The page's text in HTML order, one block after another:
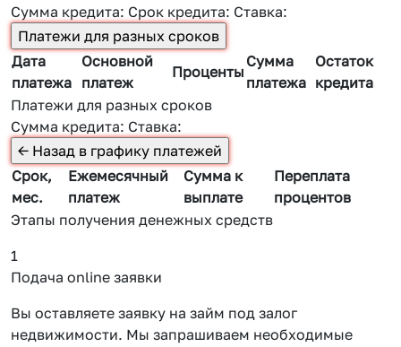
Сумма кредита: Срок кредита: Ставка:
Дата
платежа
Основной
платеж
Проценты
Сумма
платежа
Остаток
кредита
Платежи для разных сроков
Сумма кредита: Ставка:
Срок,
мес.
Ежемесячный
платеж
Сумма к
выплате
Переплата
процентов
Этапы получения денежных средств
1
Подача online заявки
Вы оставляете заявку на займ под залог
недвижимости. Мы запрашиваем необходимые